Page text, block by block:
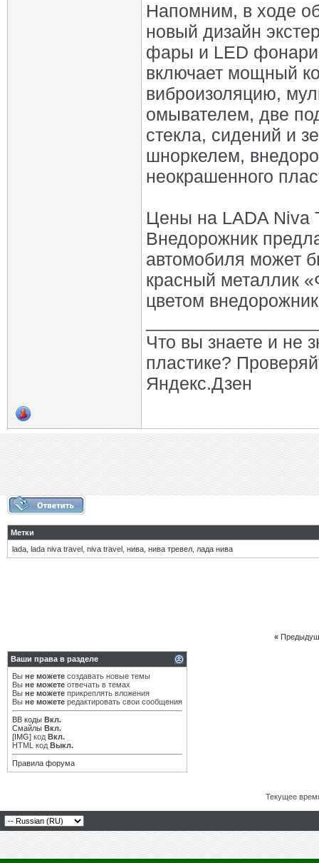
Напомним, в ходе
новый дизайн
фары и LED
включает мощный
виброизоляцию,
омывателем, две
стекла, сидений и
шноркелем,
неокрашенного
Цены на LADA Niva
Внедорожник
автомобиля может
красный металлик
цветом
Что вы знаете и не
пластике?
Яндекс.Дзен
Метки
lada lada niva travel niva travel нива нива тревел лада нива
«
Ваши права в разделе
Вы не можете создавать новые темы
Вы не можете отвечать в темах
Вы не можете прикреплять вложения
Вы не можете редактировать свои сообщения
BB коды Вкл.
Смайлы Вкл.
[IMG] код Вкл.
HTML код Выкл.
Правила форума
Текущее